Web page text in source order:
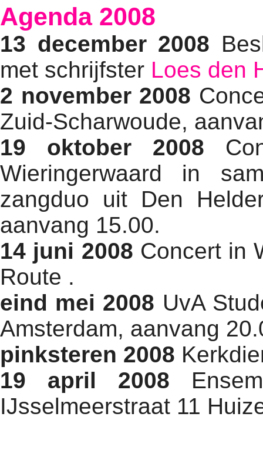
Agenda 2008
13 december 2008
met schrijfster Loes den
2 november 2008
Zuid-Scharwoude,
19 oktober 2008
Wieringerwaard in
zangduo uit Den
aanvang 15.00.
14 juni 2008 Concert in
Route .
eind mei 2008 UvA
Amsterdam, aanvang
pinksteren 2008
19 april 2008
IJsselmeerstraat 11